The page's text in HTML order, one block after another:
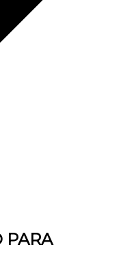
PARA